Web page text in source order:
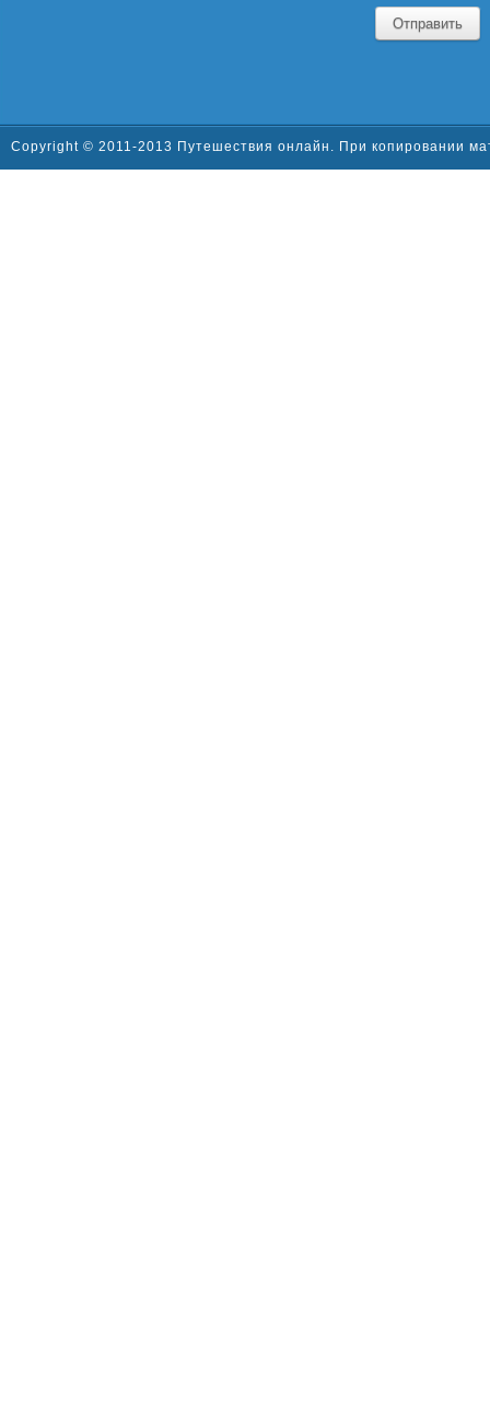
Отправить
Copyright © 2011-2013 Путешествия онлайн. При копировании